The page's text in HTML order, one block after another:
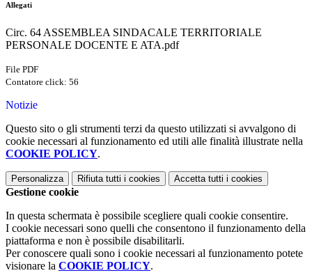
Allegati
Circ. 64 ASSEMBLEA SINDACALE TERRITORIALE
PERSONALE DOCENTE E ATA.pdf
File PDF
Contatore click: 56
Notizie
Questo sito o gli strumenti terzi da questo utilizzati si avvalgono di
cookie necessari al funzionamento ed utili alle finalità illustrate nella
COOKIE POLICY.
Personalizza Rifiuta tutti i cookies Accetta tutti i cookies
Gestione cookie
In questa schermata è possibile scegliere quali cookie consentire.
I cookie necessari sono quelli che consentono il funzionamento della
piattaforma e non è possibile disabilitarli.
Per conoscere quali sono i cookie necessari al funzionamento potete
visionare la COOKIE POLICY.